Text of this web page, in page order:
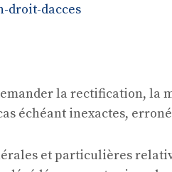
droit-dacces
la rectification, la
échéant inexactes,
et particulières